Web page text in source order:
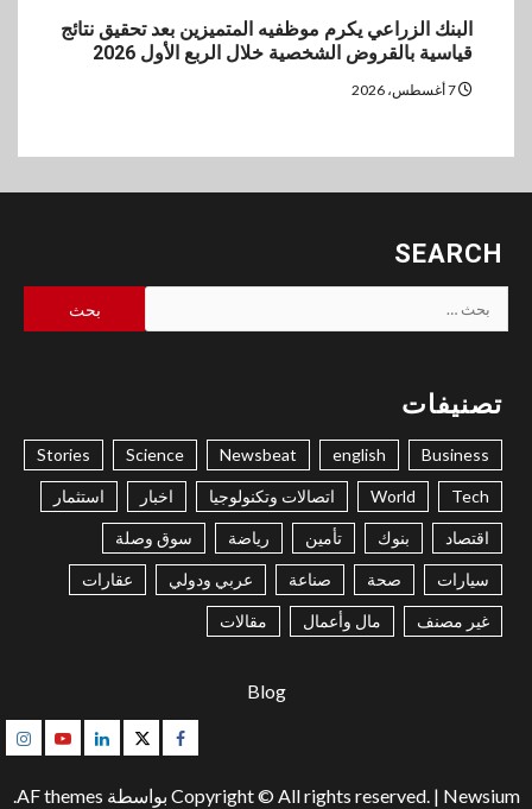
البنك الزراعي يكرم موظفيه المتميزين بعد تحقيق نتائج
قياسية بالقروض الشخصية خلال الربع الأول 2026
SEARCH
البحث
عن:
تصنيفات
Business
english
Newsbeat
Science
Stories
Tech
World اتصالات وتكنولوجيا اخبار استثمار
اقتصاد بنوك تأمين رياضة سوق وصلة
سيارات صحة صناعة عربي ودولي عقارات
غير مصنف مال وأعمال مقالات
Blog
Facebook
Twitter
Linkedin
Youtube
Copyright © All rights reserved. | Newsium بواسطة AF themes.